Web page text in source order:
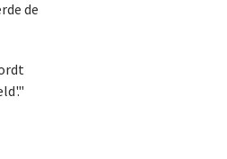
de